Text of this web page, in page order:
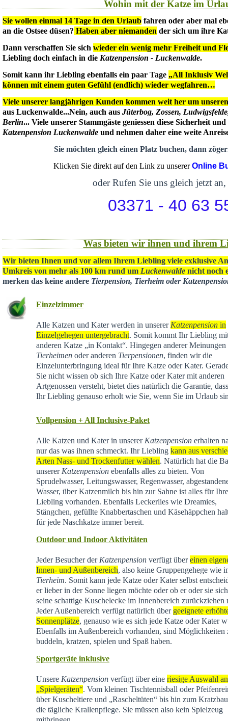
Wohin mit der Katze im
Sie wollen einmal 14 Tage in den Urlaub fahren oder aber mal
an die Ostsee düsen? Haben aber niemanden der sich um ihre
Dann verschaffen Sie sich wieder ein wenig mehr Freiheit und
Liebling doch einfach in die Katzenpension - Luckenwalde.
Somit kann ihr Liebling ebenfalls ein paar Tage „All Inklusiv
können mit einem guten Gefühl (endlich) wieder wegfahren…
Viele unserer langjährigen Kunden kommen weit her um
aus Luckenwalde...Nein, auch aus Jüterbog, Zossen,
Berlin... Viele unserer Stammgäste geniessen diese Sicherheit
Katzenpension Luckenwalde und nehmen daher eine weite
Sie möchten gleich einen Platz buchen, dann
Klicken Sie direkt auf den Link zu unsererOnline
oder Rufen Sie uns gleich jetzt an,
03371 - 40 63
Was bieten wir ihnen und ihrem
Wir bieten Ihnen und vor allem Ihrem Liebling viele exklusive
Umkreis von mehr als 100 km rund um Luckenwalde nicht noch
merken das keine andere Tierpension, Tierheim oder
Einzelzimmer
Alle Katzen und Kater werden in unserer Katzenpensionin
Einzelgehegen untergebracht. Somit kommt Ihr Liebling
anderen Katze „in Kontakt“. Hingegen anderer Meinungen
Tierheimenoder anderen Tierpensionen, finden wir die
Einzelunterbringung ideal für Ihre Katze oder Kater.
Sie nicht wissen ob sich Ihre Katze oder Kater mit anderen
Artgenossen versteht, bietet dies natürlich die Garantie,
Ihr Liebling genauso erholt wie Sie, wenn Sie im Urlaub
Vollpension + All Inclusive-Paket
Alle Katzen und Kater in unserer Katzenpensionerhalten
nur das was ihnen schmeckt. Ihr Liebling kann aus
Arten Nass- und Trockenfutter wählen. Natürlich hat die
unserer Katzenpensionebenfalls alles zu bieten. Von
Sprudelwasser, Leitungswasser, Regenwasser,
Wasser, über Katzenmilch bis hin zur Sahne ist alles für
Liebling vorhanden. Ebenfalls Leckerlies wie Dreamies,
Stängchen, gefüllte Knabbertaschen und Käsehäppchen
für jede Naschkatze immer bereit.
Outdoor und Indoor Aktivitäten
Jeder Besucher der Katzenpensionverfügt übereinen
Innen- und Außenbereich, also keine Gruppengehege wie
Tierheim. Somit kann jede Katze oder Kater selbst
er lieber in der Sonne liegen möchte oder ob er oder sie
seine schattige Kuschelecke im Innenbereich zurückziehen
Jeder Außenbereich verfügt natürlich über geeignete
Sonnenplätze, genauso wie es sich jede Katze oder Kater
Ebenfalls im Außenbereich vorhanden, sind Möglichkeiten
buddeln, kratzen, spielen und Spaß haben.
Sportgeräte inklusive
Unsere Katzenpensionverfügt über eine riesige Auswahl an
„Spielgeräten“. Vom kleinen Tischtennisball oder
über Kuscheltiere und „Rascheltüten“ bis hin zum
die tägliche Krallenpflege. Sie müssen also kein Spielzeug